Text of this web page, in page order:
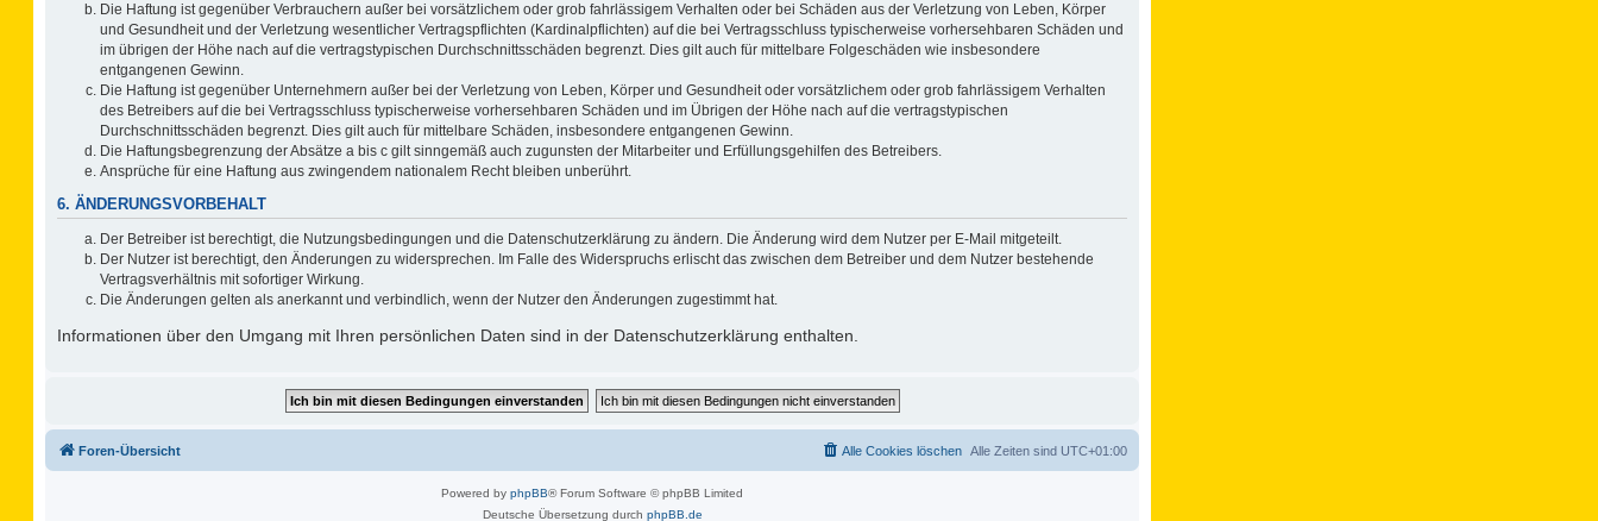
Die Haftung ist gegenüber Verbrauchern außer bei vorsätzlichem oder grob fahrlässigem Verhalten oder bei Schäden aus der Verletzung von Leben, Körper
und Gesundheit und der Verletzung wesentlicher Vertragspflichten (Kardinalpflichten) auf die bei Vertragsschluss typischerweise vorhersehbaren Schäden und
im übrigen der Höhe nach auf die vertragstypischen Durchschnittsschäden begrenzt. Dies gilt auch für mittelbare Folgeschäden wie insbesondere
entgangenen Gewinn.
Die Haftung ist gegenüber Unternehmern außer bei der Verletzung von Leben, Körper und Gesundheit oder vorsätzlichem oder grob fahrlässigem Verhalten
des Betreibers auf die bei Vertragsschluss typischerweise vorhersehbaren Schäden und im Übrigen der Höhe nach auf die vertragstypischen
Durchschnittsschäden begrenzt. Dies gilt auch für mittelbare Schäden, insbesondere entgangenen Gewinn.
Die Haftungsbegrenzung der Absätze a bis c gilt sinngemäß auch zugunsten der Mitarbeiter und Erfüllungsgehilfen des Betreibers.
Ansprüche für eine Haftung aus zwingendem nationalem Recht bleiben unberührt.
6. ÄNDERUNGSVORBEHALT
Der Betreiber ist berechtigt, die Nutzungsbedingungen und die Datenschutzerklärung zu ändern. Die Änderung wird dem Nutzer per E-Mail mitgeteilt.
Der Nutzer ist berechtigt, den Änderungen zu widersprechen. Im Falle des Widerspruchs erlischt das zwischen dem Betreiber und dem Nutzer bestehende
Vertragsverhältnis mit sofortiger Wirkung.
Die Änderungen gelten als anerkannt und verbindlich, wenn der Nutzer den Änderungen zugestimmt hat.
Informationen über den Umgang mit Ihren persönlichen Daten sind in der Datenschutzerklärung enthalten.
Foren-Übersicht Alle Zeiten sind UTC+01:00
Alle Cookies löschen
Powered by phpBB® Forum Software © phpBB Limited
Deutsche Übersetzung durch phpBB.de